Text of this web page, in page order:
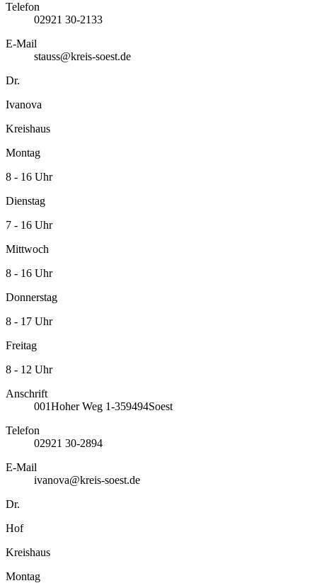
Telefon
02921 30-2133
E-Mail
stauss@kreis-soest.de
Dr.
Ivanova
Kreishaus
Montag
8 - 16 Uhr
Dienstag
7 - 16 Uhr
Mittwoch
8 - 16 Uhr
Donnerstag
8 - 17 Uhr
Freitag
8 - 12 Uhr
Anschrift
001Hoher Weg 1-359494Soest
Telefon
02921 30-2894
E-Mail
ivanova@kreis-soest.de
Dr.
Hof
Kreishaus
Montag